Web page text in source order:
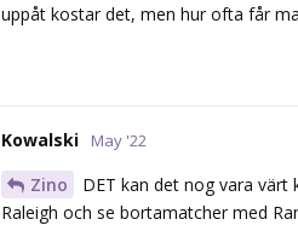
uppåt kostar det, men hur ofta får
Kowalski May '22
Zino
DET kan det nog vara värt
Raleigh och se bortamatcher med